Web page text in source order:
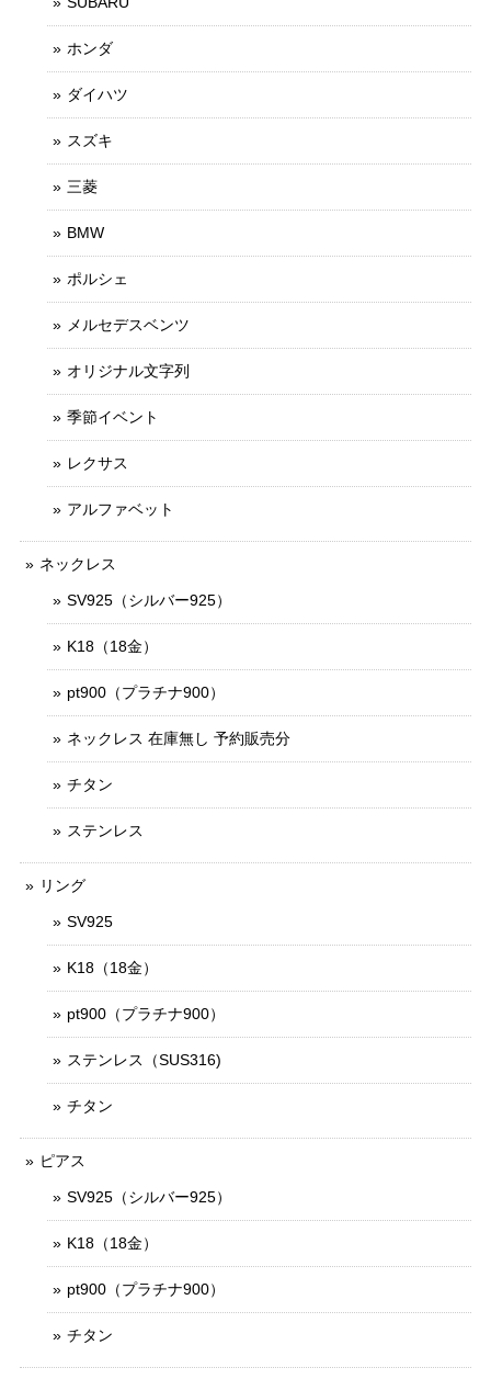
ホンダ
ダイハツ
スズキ
三菱
BMW
ポルシェ
メルセデスベンツ
オリジナル文字列
季節イベント
レクサス
アルファベット
ネックレス
SV925（シルバー925）
K18（18金）
pt900（プラチナ900）
ネックレス 在庫無し 予約販売分
チタン
ステンレス
リング
SV925
K18（18金）
pt900（プラチナ900）
ステンレス（SUS316)
チタン
ピアス
SV925（シルバー925）
K18（18金）
pt900（プラチナ900）
チタン